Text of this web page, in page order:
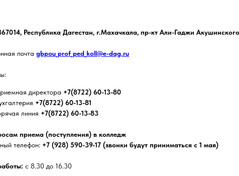
Республика Дагестан, г.Махачкала, пр-кт Али-Гаджи
почта gbpou_prof_ped_koll@e-dag.ru
директора +7(8722) 60-13-80
+7(8722) 60-13-81
линия +7(8722) 60-13-83
приема (поступления) в колледж
телефон: +7 (928) 590-39-17 (звонки будут приниматься с 1 мая)
с 8.30 до 16.30